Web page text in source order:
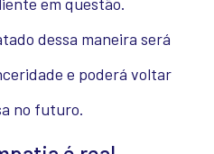
dessa maneira será
e poderá voltar
no futuro.